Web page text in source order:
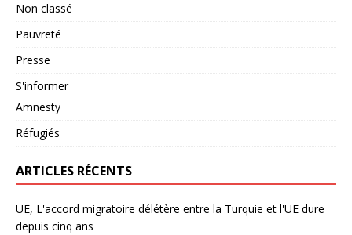
Non classé
Pauvreté
Presse
S'informer
Amnesty
Réfugiés
ARTICLES RÉCENTS
UE, L'accord migratoire délétère entre la Turquie et l'UE dure
depuis cinq ans